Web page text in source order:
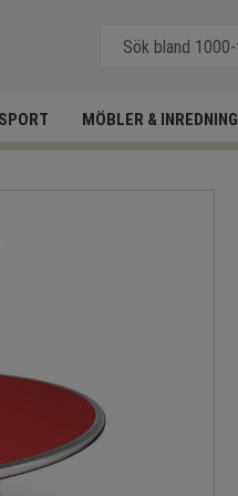
SPORT MÖBLER & INREDNING